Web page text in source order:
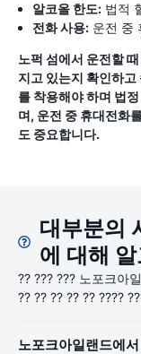
알코올 한도: 법적
전화 사용: 운전 중
노퍽 섬에서 운전할
지고 있는지 확인하
를 착용해야 하며 법
며, 운전 중 휴대전화
도 중요합니다.
대부분의
에 대해
?? ??? ??? 노포크아
?? ?? ?? ?? ?? ????
노포크아일랜드에